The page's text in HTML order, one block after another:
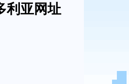
利亚网址